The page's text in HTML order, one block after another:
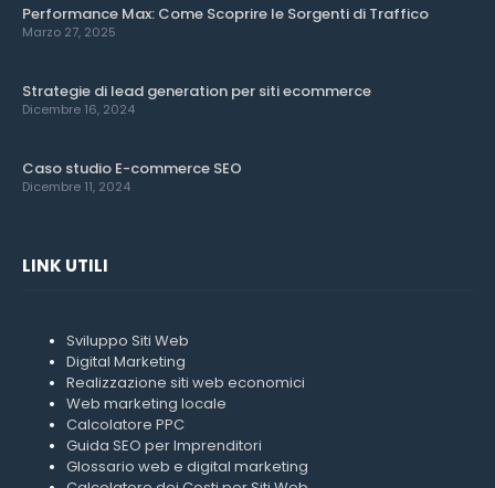
Performance Max: Come Scoprire le Sorgenti di Traffico
Marzo 27, 2025
Strategie di lead generation per siti ecommerce
Dicembre 16, 2024
Caso studio E-commerce SEO
Dicembre 11, 2024
LINK UTILI
Sviluppo Siti Web
Digital Marketing
Realizzazione siti web economici
Web marketing locale
Calcolatore PPC
Guida SEO per Imprenditori
Glossario web e digital marketing